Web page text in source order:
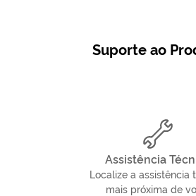
Suporte ao
Assistência
Localize a assistência
mais próxima de